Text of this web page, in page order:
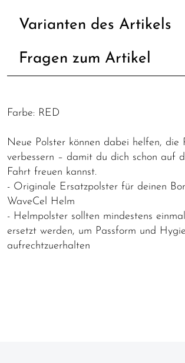
Varianten des Artikels
Fragen zum Artikel
Farbe: RED
Neue Polster können dabei helfen, die
verbessern – damit du dich schon auf
Fahrt freuen kannst.
- Originale Ersatzpolster für deinen
WaveCel Helm
- Helmpolster sollten mindestens
ersetzt werden, um Passform und
aufrechtzuerhalten